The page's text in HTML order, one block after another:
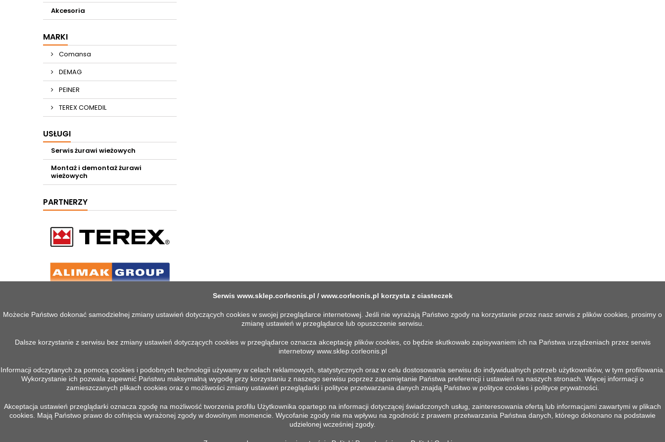
Akcesoria
MARKI
Comansa
DEMAG
PEINER
TEREX COMEDIL
USŁUGI
Serwis żurawi wieżowych
Montaż i demontaż żurawi
wieżowych
PARTNERZY
PRODUKTY
Promocje
Nowe produkty
INFORMACJE
Polityka Prywatności
TWOJE KONTO
Moje konto
KONTAKT
Corleonis S.A.
Serwis www.sklep.corleonis.pl / www.corleonis.pl korzysta z ciasteczek
Możecie Państwo dokonać samodzielnej zmiany ustawień dotyczących cookies w swojej przeglądarce internetowej. Jeśli nie wyrażają Państwo zgody na korzystanie przez nasz serwis z plików cookies, prosimy o
zmianę ustawień w przeglądarce lub opuszczenie serwisu.
Dalsze korzystanie z serwisu bez zmiany ustawień dotyczących cookies w przeglądarce oznacza akceptację plików cookies, co będzie skutkowało zapisywaniem ich na Państwa urządzeniach przez serwis
internetowy www.sklep.corleonis.pl
Informacji odczytanych za pomocą cookies i podobnych technologii używamy w celach reklamowych, statystycznych oraz w celu dostosowania serwisu do indywidualnych potrzeb użytkowników, w tym profilowania.
Wykorzystanie ich pozwala zapewnić Państwu maksymalną wygodę przy korzystaniu z naszego serwisu poprzez zapamiętanie Państwa preferencji i ustawień na naszych stronach. Więcej informacji o
zamieszczanych plikach cookies oraz o możliwości zmiany ustawień przeglądarki i polityce przetwarzania danych znajdą Państwo w polityce cookies i polityce prywatności.
Akceptacja ustawień przeglądarki oznacza zgodę na możliwość tworzenia profilu Użytkownika opartego na informacji dotyczącej świadczonych usług, zainteresowania ofertą lub informacjami zawartymi w plikach
cookies. Mają Państwo prawo do cofnięcia wyrażonej zgody w dowolnym momencie. Wycofanie zgody nie ma wpływu na zgodność z prawem przetwarzania Państwa danych, którego dokonano na podstawie
udzielonej wcześniej zgody.